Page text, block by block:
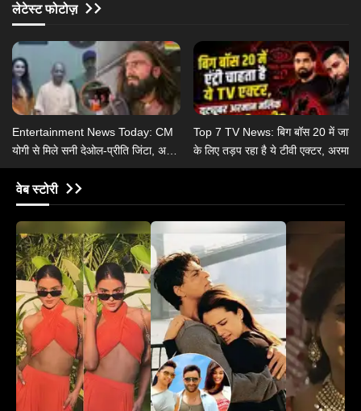
लेटेस्ट फोटोज़
Entertainment News Today: CM
योगी से मिले सनी देओल-प्रीति जिंटा, असम
बाढ़ पीड़ितों की भूमि-अनुपम ने की मदद
Top 7 TV News: बिग बॉस 20 में जाने
के लिए तड़प रहा है ये टीवी एक्टर, अरमान
मलिक ने रचाई तीसरी शादी?
वेब स्टोरी